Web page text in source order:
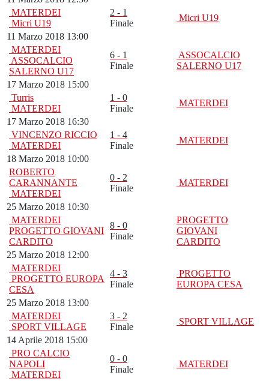
MATERDEI
Micri U19
2 - 1
Finale
Micri U19
11 Marzo 2018 13:00
MATERDEI
ASSOCALCIO
SALERNO U17
6 - 1
Finale
ASSOCALCIO
SALERNO U17
17 Marzo 2018 15:00
Turris
MATERDEI
1 - 0
Finale
MATERDEI
17 Marzo 2018 16:30
VINCENZO RICCIO
MATERDEI
1 - 4
Finale
MATERDEI
18 Marzo 2018 10:00
ROBERTO
CARANNANTE
MATERDEI
0 - 2
Finale
MATERDEI
25 Marzo 2018 10:30
MATERDEI
PROGETTO GIOVANI
CARDITO
8 - 0
Finale
PROGETTO
GIOVANI
CARDITO
25 Marzo 2018 12:00
MATERDEI
PROGETTO EUROPA
CESA
4 - 3
Finale
PROGETTO
EUROPA CESA
25 Marzo 2018 13:00
MATERDEI
SPORT VILLAGE
3 - 2
Finale
SPORT VILLAGE
14 Aprile 2018 15:00
PRO CALCIO
NAPOLI
MATERDEI
0 - 0
Finale
MATERDEI